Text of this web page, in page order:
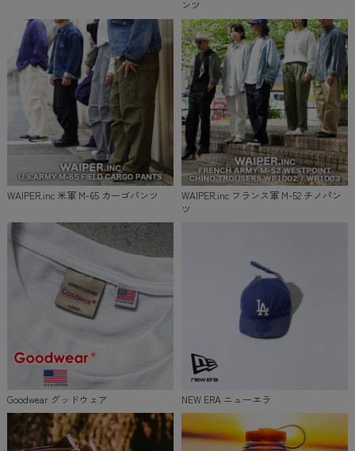
ンツ
WAIPER.inc 米軍 M-65 カーゴパンツ
WAIPER.inc フランス軍 M-52 チノパン
ツ
Goodwear グッドウェア NEW ERA ニューエラ